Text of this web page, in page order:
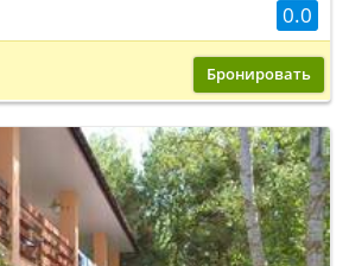
0.0
Бронировать